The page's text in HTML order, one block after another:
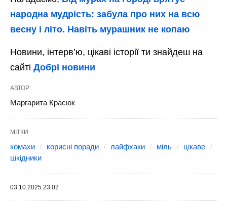
народна мудрість: забула про них на всю
весну і літо. Навіть мурашник не копаю
Новини, інтерв’ю, цікаві історії ти знайдеш на
сайті Добрі новини
АВТОР:
Маргарита Красюк
МІТКИ:
комахи корисні поради лайфхаки міль
цікаве
шкідники
03.10.2025 23:02